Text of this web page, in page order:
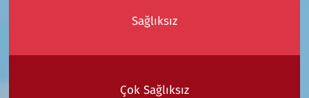
Sağlıksız
Çok Sağlıksız